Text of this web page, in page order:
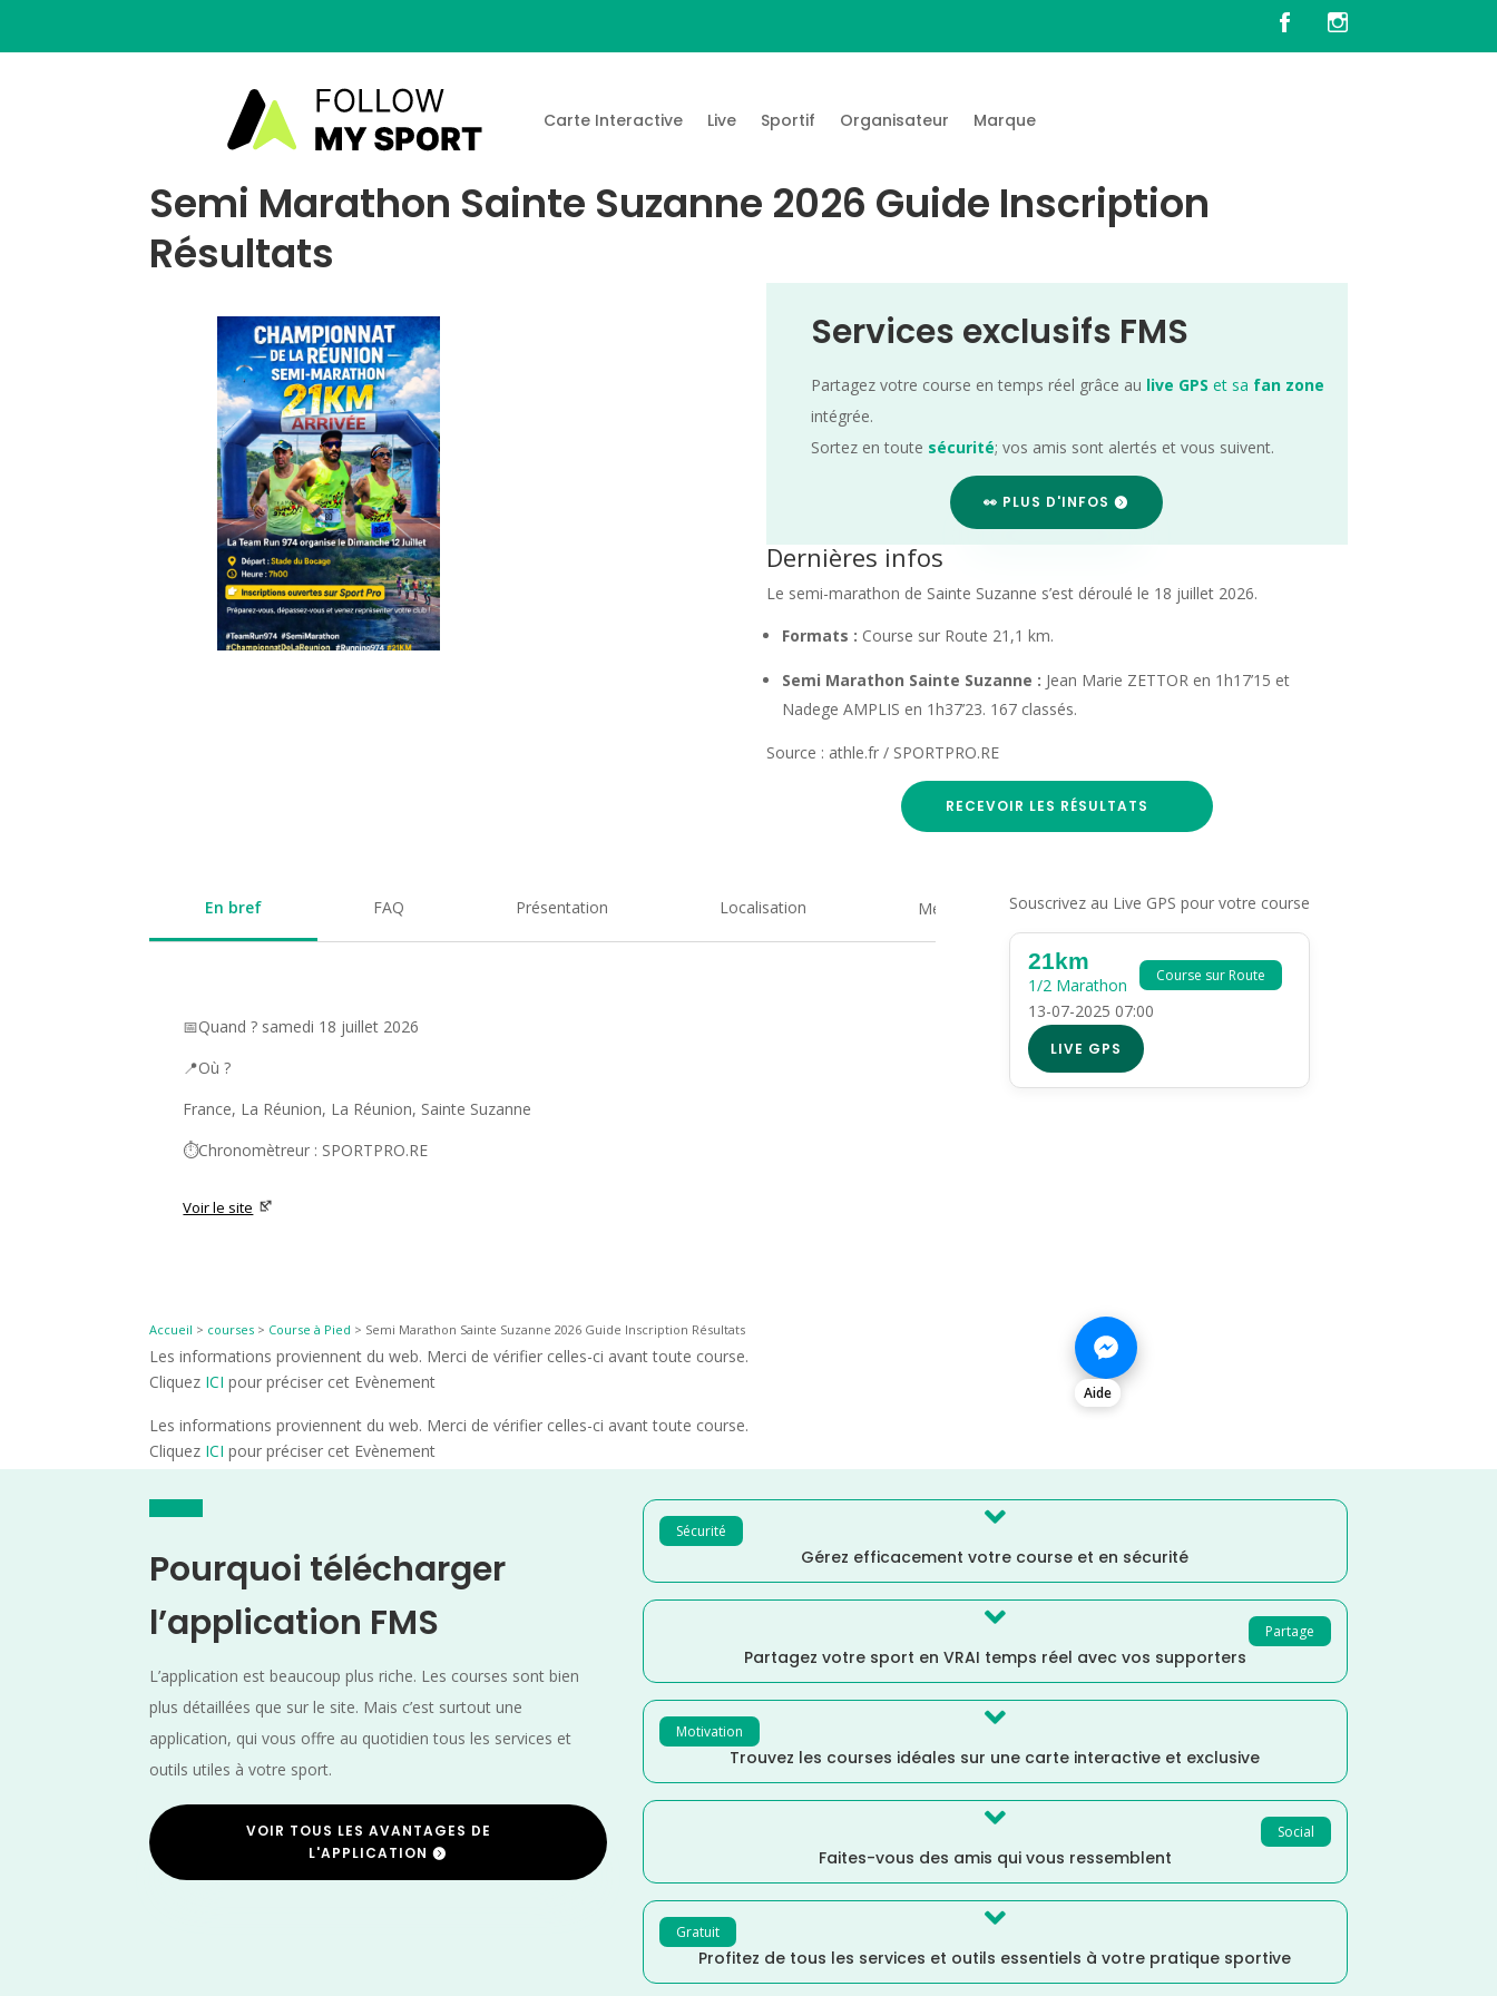
Carte Interactive Live Sportif Organisateur Marque
Semi Marathon Sainte Suzanne 2026 Guide Inscription
Résultats
Services exclusifs FMS
Partagez votre course en temps réel grâce au live GPS et sa fan zone
intégrée.
Sortez en toute sécurité; vos amis sont alertés et vous suivent.
👀 PLUS D'INFOS
Dernières infos
Le semi-marathon de Sainte Suzanne s’est déroulé le 18 juillet 2026.
Formats : Course sur Route 21,1 km.
Semi Marathon Sainte Suzanne : Jean Marie ZETTOR en 1h17’15 et
Nadege AMPLIS en 1h37’23. 167 classés.
Source : athle.fr / SPORTPRO.RE
RECEVOIR LES RÉSULTATS
En bref FAQ Présentation Localisation Medias
📅Quand ? samedi 18 juillet 2026
📍Où ?
France, La Réunion, La Réunion, Sainte Suzanne
⏱️Chronomètreur : SPORTPRO.RE
Voir le site
Souscrivez au Live GPS pour votre course
Course sur Route
21km
1/2 Marathon
13-07-2025 07:00
LIVE GPS
Accueil > courses > Course à Pied > Semi Marathon Sainte Suzanne 2026 Guide Inscription Résultats
Les informations proviennent du web. Merci de vérifier celles-ci avant toute course.
Cliquez ICI pour préciser cet Evènement
Les informations proviennent du web. Merci de vérifier celles-ci avant toute course.
Cliquez ICI pour préciser cet Evènement
Aide
Pourquoi télécharger
l’application FMS
L’application est beaucoup plus riche. Les courses sont bien
plus détaillées que sur le site. Mais c’est surtout une
application, qui vous offre au quotidien tous les services et
outils utiles à votre sport.
VOIR TOUS LES AVANTAGES DE
L'APPLICATION
Sécurité 
Gérez efficacement votre course et en sécurité
Partage

Partagez votre sport en VRAI temps réel avec vos supporters
Motivation 
Trouvez les courses idéales sur une carte interactive et exclusive
Social

Faites-vous des amis qui vous ressemblent
Gratuit 
Profitez de tous les services et outils essentiels à votre pratique sportive